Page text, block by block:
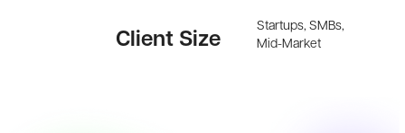
Client Size
Startups, SMBs,
Mid-Market